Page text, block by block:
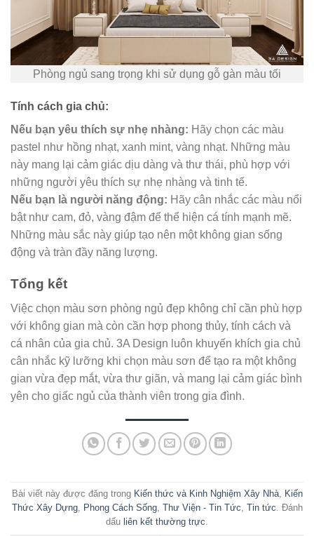
Phòng ngủ sang trọng khi sử dụng gỗ gàn màu tối
Tính cách gia chủ:
Nếu bạn yêu thích sự nhẹ nhàng: Hãy chọn các màu
pastel như hồng nhạt, xanh mint, vàng nhạt. Những màu
này mang lại cảm giác dịu dàng và thư thái, phù hợp với
những người yêu thích sự nhẹ nhàng và tinh tế.
Nếu bạn là người năng động: Hãy cân nhắc các màu nổi
bật như cam, đỏ, vàng đậm để thể hiện cá tính mạnh mẽ.
Những màu sắc này giúp tạo nên một không gian sống
động và tràn đầy năng lượng.
Tổng kết
Việc chọn màu sơn phòng ngủ đẹp không chỉ cần phù hợp
với không gian mà còn cần hợp phong thủy, tính cách và
cá nhân của gia chủ. 3A Design luôn khuyến khích gia chủ
cân nhắc kỹ lưỡng khi chọn màu sơn để tạo ra một không
gian vừa đẹp mắt, vừa thư giãn, và mang lại cảm giác bình
yên cho giấc ngủ của thành viên trong gia đình.
Bài viết này được đăng trong Kiến thức và Kinh Nghiệm Xây Nhà,
Kiến
Thức Xây Dựng, Phong Cách Sống, Thư Viện - Tin Tức Tin tức . Đánh
dấu liên kết thường trực